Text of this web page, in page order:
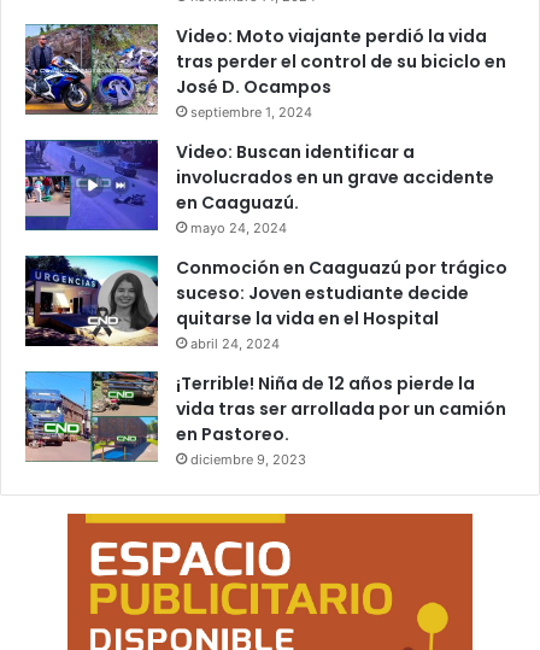
Video: Moto viajante perdió la vida
tras perder el control de su biciclo en
José D. Ocampos
septiembre 1, 2024
Video: Buscan identificar a
involucrados en un grave accidente
en Caaguazú.
mayo 24, 2024
Conmoción en Caaguazú por trágico
suceso: Joven estudiante decide
quitarse la vida en el Hospital
abril 24, 2024
¡Terrible! Niña de 12 años pierde la
vida tras ser arrollada por un camión
en Pastoreo.
diciembre 9, 2023